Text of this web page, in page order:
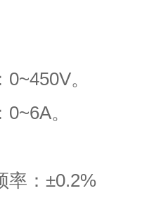
0~450V。
0~6A。
： ±0.2%